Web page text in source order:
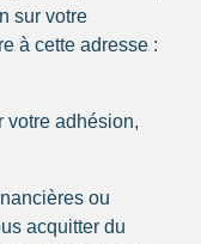
sur votre
à cette adresse :
votre adhésion,
ou
acquitter du